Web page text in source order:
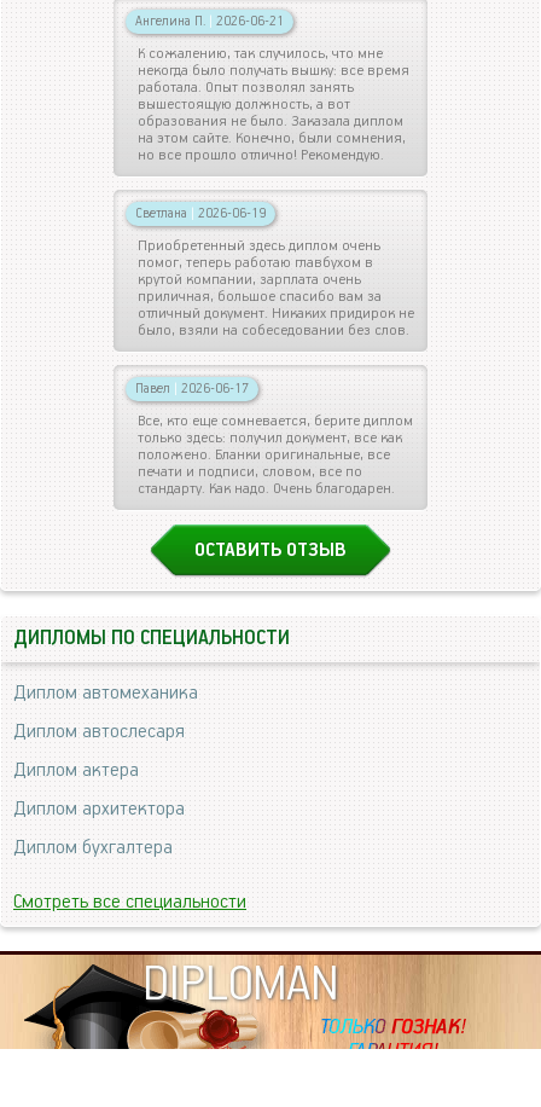
Ангелина П. | 2026-06-21
К сожалению, так случилось, что мне
некогда было получать вышку: все время
работала. Опыт позволял занять
вышестоящую должность, а вот
образования не было. Заказала диплом
на этом сайте. Конечно, были сомнения,
но все прошло отлично! Рекомендую.
Светлана | 2026-06-19
Приобретенный здесь диплом очень
помог, теперь работаю главбухом в
крутой компании, зарплата очень
приличная, большое спасибо вам за
отличный документ. Никаких придирок не
было, взяли на собеседовании без слов.
Павел | 2026-06-17
Все, кто еще сомневается, берите диплом
только здесь: получил документ, все как
положено. Бланки оригинальные, все
печати и подписи, словом, все по
стандарту. Как надо. Очень благодарен.
ОСТАВИТЬ ОТЗЫВ
ДИПЛОМЫ ПО СПЕЦИАЛЬНОСТИ
Диплом автомеханика
Диплом автослесаря
Диплом актера
Диплом архитектора
Диплом бухгалтера
Смотреть все специальности
DIPLOMAN